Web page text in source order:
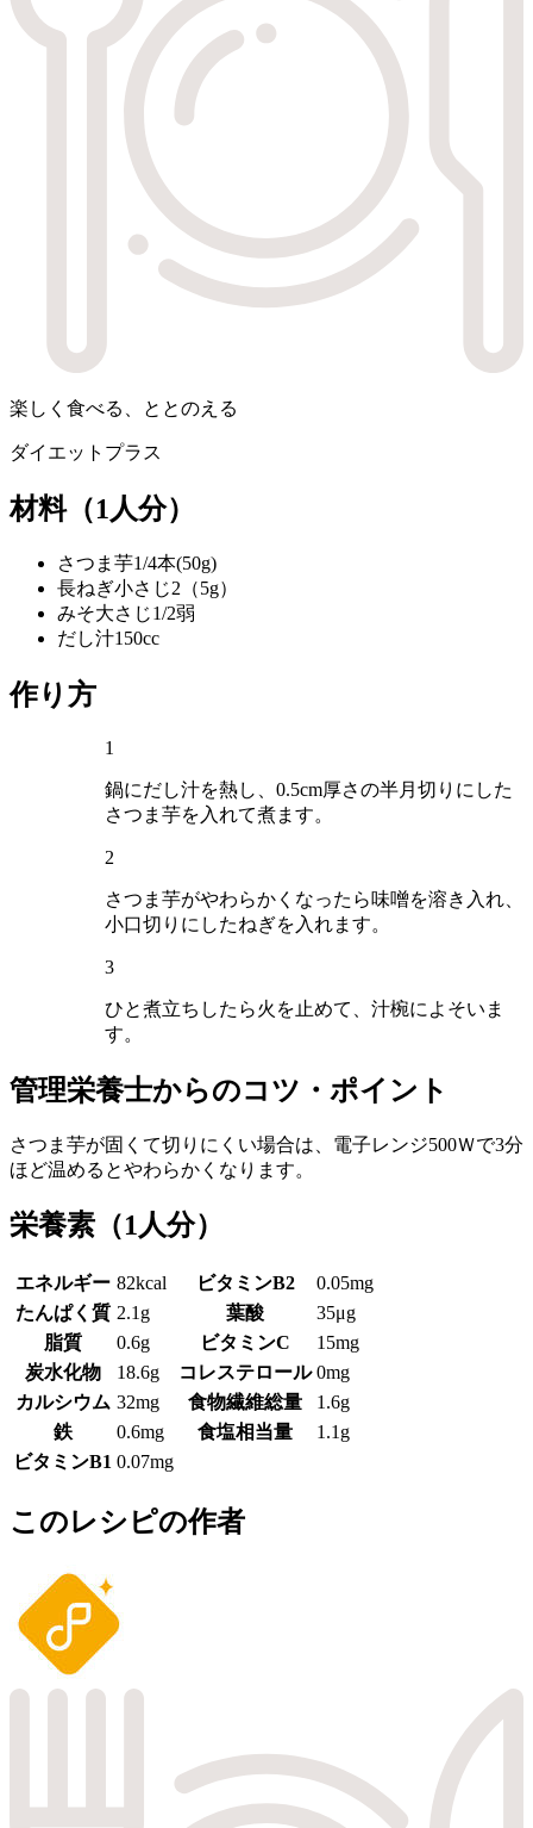
楽しく食べる、ととのえる
ダイエットプラス
材料（1人分）
さつま芋1/4本(50g)
長ねぎ小さじ2（5g）
みそ大さじ1/2弱
だし汁150cc
作り方
1
鍋にだし汁を熱し、0.5cm厚さの半月切りにした
さつま芋を入れて煮ます。
2
さつま芋がやわらかくなったら味噌を溶き入れ、
小口切りにしたねぎを入れます。
3
ひと煮立ちしたら火を止めて、汁椀によそいま
す。
管理栄養士からのコツ・ポイント
さつま芋が固くて切りにくい場合は、電子レンジ500Ｗで3分
ほど温めるとやわらかくなります。
栄養素 （1人分）
エネルギー 82kcal ビタミンB2
0.05mg
たんぱく質 2.1g 葉酸
35μg
脂質
0.6g ビタミンC
15mg
炭水化物
18.6g コレステロール 0mg
カルシウム 32mg 食物繊維総量
1.6g
鉄
0.6mg 食塩相当量
1.1g
ビタミンB1 0.07mg
このレシピの作者